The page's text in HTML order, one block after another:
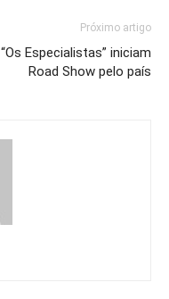
Próximo artigo
“Os Especialistas” iniciam
Road Show pelo país